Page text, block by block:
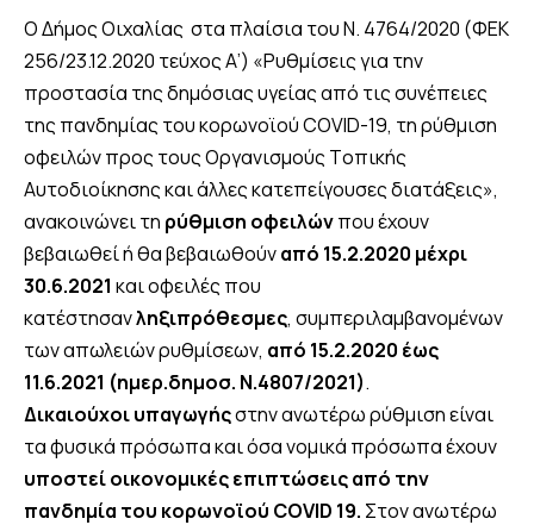
Ο Δήμος Οιχαλίας στα πλαίσια του N. 4764/2020 (ΦΕΚ
256/23.12.2020 τεύχος Α’) «Ρυθμίσεις για την
προστασία της δημόσιας υγείας από τις συνέπειες
της πανδημίας του κορωνοϊού COVID-19, τη ρύθμιση
οφειλών προς τους Oργανισμούς Tοπικής
Aυτοδιοίκησης και άλλες κατεπείγουσες διατάξεις»,
ανακοινώνει τη ρύθμιση οφειλώνπου έχουν
βεβαιωθεί ή θα βεβαιωθούναπό 15.2.2020 μέχρι
30.6.2021 και οφειλές που
κατέστησανληξιπρόθεσμες, συμπεριλαμβανομένων
των απωλειών ρυθμίσεων, από 15.2.2020 έως
11.6.2021 (ημερ.δημοσ. Ν.4807/2021).
Δικαιούχοι υπαγωγήςστην ανωτέρω ρύθμιση είναι
τα φυσικά πρόσωπα και όσα νομικά πρόσωπα έχουν
υποστεί οικονομικές επιπτώσεις από την
πανδημία του κορωνοϊού COVID 19. Στον ανωτέρω